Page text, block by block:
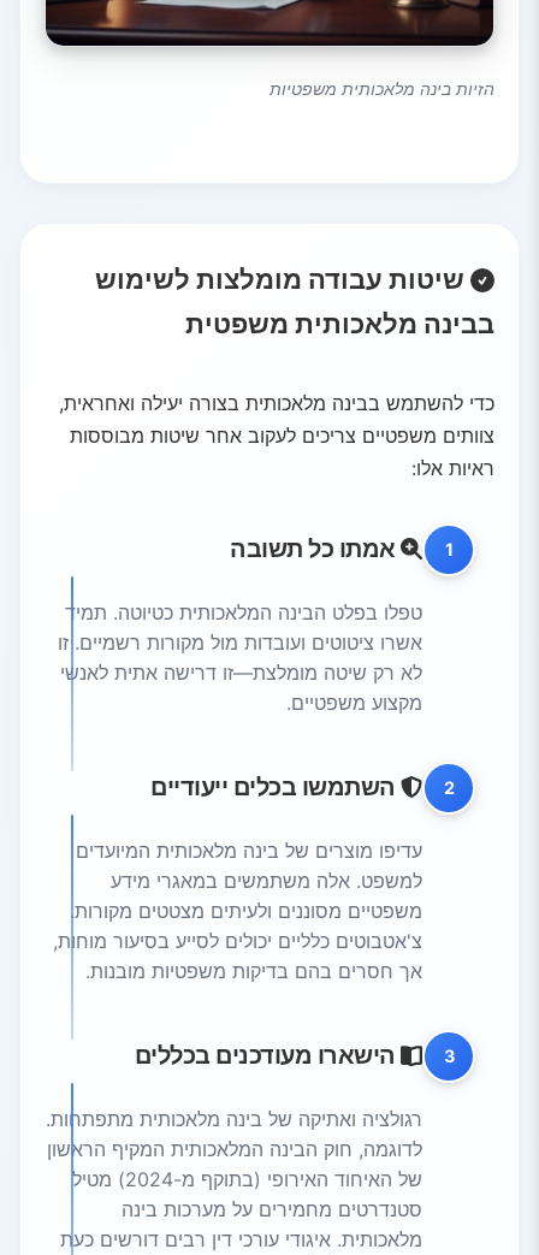
הזיות בינה מלאכותית משפטיות
שיטות עבודה מומלצות לשימוש
בבינה מלאכותית משפטית
כדי להשתמש בבינה מלאכותית בצורה יעילה ואחראית,
צוותים משפטיים צריכים לעקוב אחר שיטות מבוססות
ראיות אלו:
1 אמתו כל תשובה
טפלו בפלט הבינה המלאכותית כטיוטה. תמיד
אשרו ציטוטים ועובדות מול מקורות רשמיים. זו
לא רק שיטה מומלצת—זו דרישה אתית לאנשי
מקצוע משפטיים.
2 השתמשו בכלים ייעודיים
עדיפו מוצרים של בינה מלאכותית המיועדים
למשפט. אלה משתמשים במאגרי מידע
משפטיים מסוננים ולעיתים מצטטים מקורות.
צ'אטבוטים כלליים יכולים לסייע בסיעור מוחות,
אך חסרים בהם בדיקות משפטיות מובנות.
3 הישארו מעודכנים בכללים
רגולציה ואתיקה של בינה מלאכותית מתפתחות.
לדוגמה, חוק הבינה המלאכותית המקיף הראשון
של האיחוד האירופי (בתוקף מ-2024) מטיל
סטנדרטים מחמירים על מערכות בינה
מלאכותית. איגודי עורכי דין רבים דורשים כעת